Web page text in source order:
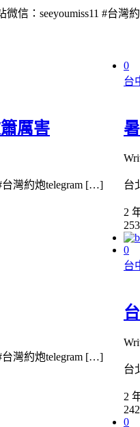
信：seeyoumiss11 #台灣
厲害
台灣約炮telegram […]
0
台
台
2
253
台灣約炮telegram […]
0
台
台
2
242
0